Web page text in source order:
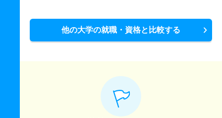
他の大学の就職・資格と比較する